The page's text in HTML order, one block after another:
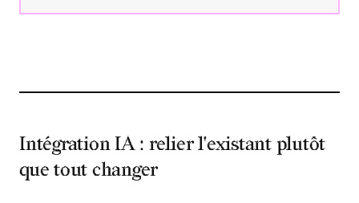
Intégration IA : relier l'existant plutôt
que tout changer